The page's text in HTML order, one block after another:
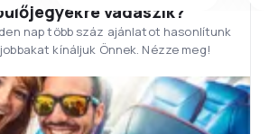
vadászik?
nap több száz ajánlatot hasonlítunk
kínáljuk Önnek. Nézze meg!